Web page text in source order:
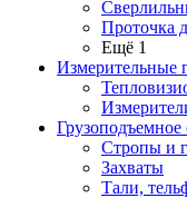
Проточка
Ещё 1
Измерительные
Грузоподъемное
Стропы и
Захваты
Тали,